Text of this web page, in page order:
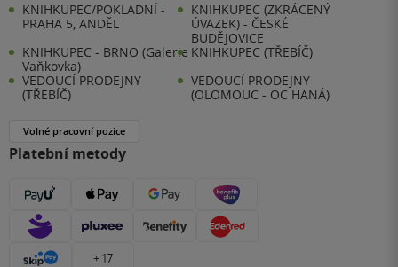
KNIHKUPEC/POKLADNÍ -
PRAHA 5, ANDĚL
KNIHKUPEC (ZKRÁCENÝ
ÚVAZEK) - ČESKÉ
BUDĚJOVICE
KNIHKUPEC - BRNO (Galerie
Vaňkovka)
KNIHKUPEC (TŘEBÍČ)
VEDOUCÍ PRODEJNY
(TŘEBÍČ)
VEDOUCÍ PRODEJNY
(OLOMOUC - OC HANÁ)
Volné pracovní pozice
Platební metody
+ 17